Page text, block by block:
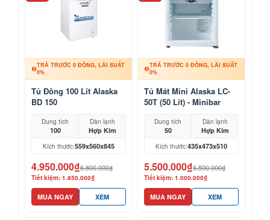
TRẢ TRƯỚC 0 ĐỒNG, LÃI SUẤT
0%
Tủ Đông 100 Lít Alaska
BD 150
Dung tích
100
Dàn lạnh
Hợp Kim
Kích thước:559x560x845
4.950.000₫6.800.000₫
Tiết kiệm: 1.850.000₫
MUA NGAY XEM
TRẢ TRƯỚC 0 ĐỒNG, LÃI SUẤT
0%
Tủ Mát Mini Alaska LC-
50T (50 Lít) - Minibar
Dung tích
50
Dàn lạnh
Hợp Kim
Kích thước:435x473x510
5.500.000₫6.500.000₫
Tiết kiệm: 1.000.000₫
MUA NGAY XEM